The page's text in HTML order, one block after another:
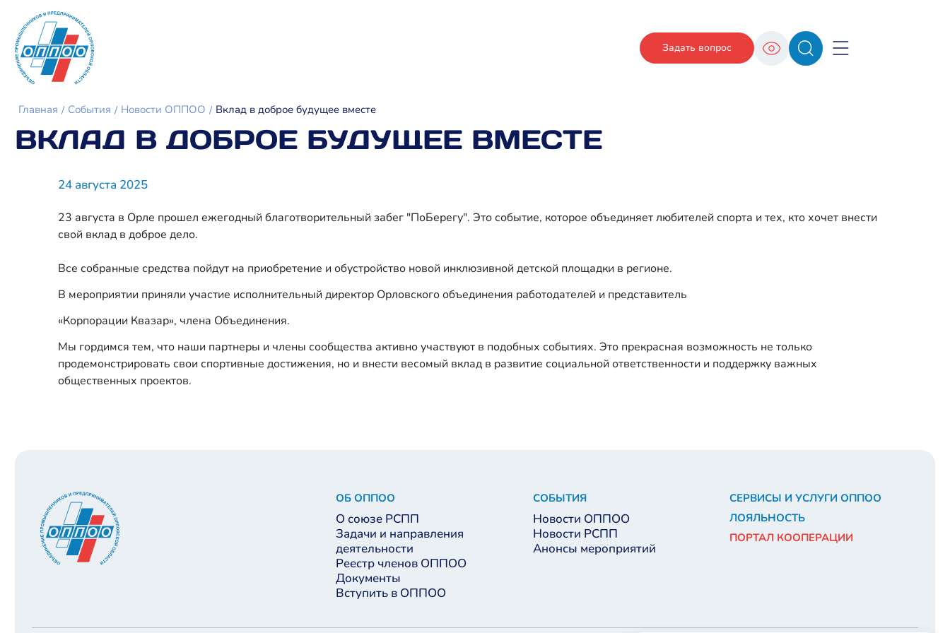
Задать вопрос
Главная События Новости ОППОО Вклад в доброе будущее вместе
ВКЛАД В ДОБРОЕ БУДУЩЕЕ ВМЕСТЕ
24 августа 2025
23 августа в Орле прошел ежегодный благотворительный забег "ПоБерегу". Это событие, которое объединяет любителей спорта и тех, кто хочет внести
свой вклад в доброе дело.
Все собранные средства пойдут на приобретение и обустройство новой инклюзивной детской площадки в регионе.
В мероприятии приняли участие исполнительный директор Орловского объединения работодателей и представитель
«Корпорации Квазар», члена Объединения.
Мы гордимся тем, что наши партнеры и члены сообщества активно участвуют в подобных событиях. Это прекрасная возможность не только
продемонстрировать свои спортивные достижения, но и внести весомый вклад в развитие социальной ответственности и поддержку важных
общественных проектов.
ОБ ОППОО
О союзе РСПП
Задачи и направления
деятельности
Реестр членов ОППОО
Документы
Вступить в ОППОО
СОБЫТИЯ
Новости ОППОО
Новости РСПП
Анонсы мероприятий
СЕРВИСЫ И УСЛУГИ ОППОО
ЛОЯЛЬНОСТЬ
ПОРТАЛ КООПЕРАЦИИ